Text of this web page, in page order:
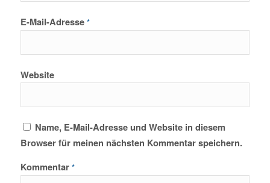
E-Mail-Adresse *
Website
Name, E-Mail-Adresse und Website in diesem
Browser für meinen nächsten Kommentar speichern.
Kommentar *